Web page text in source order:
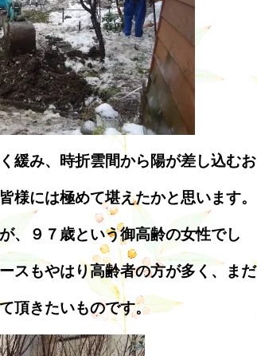
緩み、時折雲間から陽が差し込むお
様には極めて堪えたかと思います。
、９７歳という御高齢の女性でし
スもやはり高齢者の方が多く、まだ
頂きたいものです。